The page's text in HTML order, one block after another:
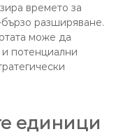
времето за
разширяване.
може да
потенциални
единици